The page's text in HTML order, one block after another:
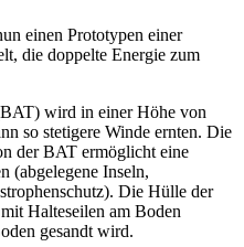
einen Prototypen einer
die doppelte Energie zum
wird in einer Höhe von
so stetigere Winde ernten. Die
der BAT ermöglicht eine
(abgelegene Inseln,
Die Hülle der
Halteseilen am Boden
gesandt wird.